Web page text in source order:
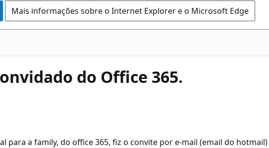
Mais informações sobre o Internet Explorer e o Microsoft Edge
do Office 365.
a family, do office 365, fiz o convite por e-mail (email do